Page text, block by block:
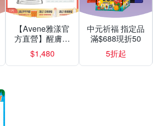
【Avene雅漾官
方直營】醒膚緊
實彈力霜50mlX2
入組
$1,480
中元祈福 指定品
滿$688現折50
5折起